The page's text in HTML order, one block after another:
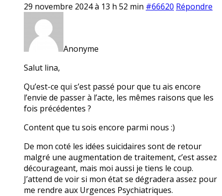
29 novembre 2024 à 13 h 52 min #66620 Répondre
Anonyme
Salut lina,
Qu’est-ce qui s’est passé pour que tu ais encore
l’envie de passer à l’acte, les mêmes raisons que les
fois précédentes ?
Content que tu sois encore parmi nous :)
De mon coté les idées suicidaires sont de retour
malgré une augmentation de traitement, c’est assez
décourageant, mais moi aussi je tiens le coup.
J’attend de voir si mon état se dégradera assez pour
me rendre aux Urgences Psychiatriques.